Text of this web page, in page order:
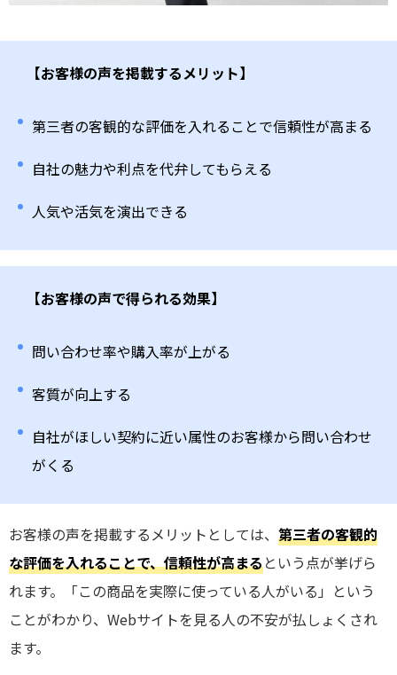
【お客様の声を掲載するメリット】
第三者の客観的な評価を入れることで信頼性が高まる
自社の魅力や利点を代弁してもらえる
人気や活気を演出できる
【お客様の声で得られる効果】
問い合わせ率や購入率が上がる
客質が向上する
自社がほしい契約に近い属性のお客様から問い合わせ
がくる
お客様の声を掲載するメリットとしては、 第三者の客観的
な評価を入れることで、信頼性が高まるという点が挙げら
れます。「この商品を実際に使っている人がいる」という
ことがわかり、Webサイトを見る人の不安が払しょくされ
ます。